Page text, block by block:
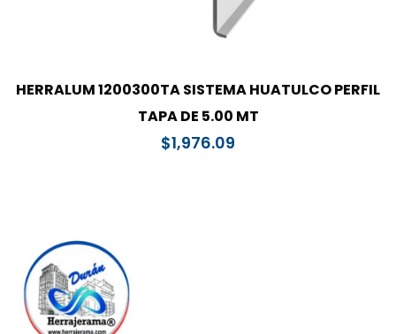
HERRALUM 1200300TA SISTEMA HUATULCO PERFIL
TAPA DE 5.00 MT
$1,976.09